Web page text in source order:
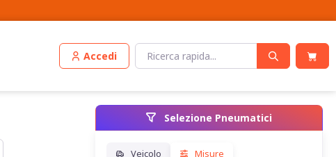
Accedi
Selezione Pneumatici